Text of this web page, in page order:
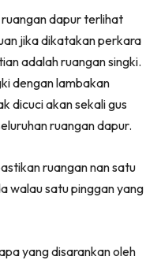
dapur terlihat
jika dikatakan perkara
adalah ruangan singki.
dengan lambakan
dicuci akan sekali gus
ruangan dapur.
ruangan nan satu
walau satu pinggan yang
yang disarankan oleh